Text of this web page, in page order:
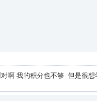
对啊 我的积分也不够 但是很想